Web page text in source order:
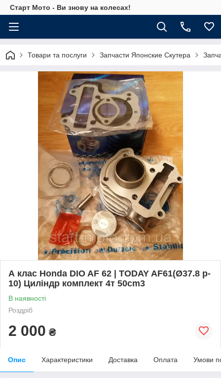
Старт Мото - Ви знову на колесах!
Товари та послуги Запчасти Японские Скутера
А клас Honda DIO AF 62 | TODAY AF61(Ø37.8 p-
10) Циліндр комплект 4т 50cm3
В наявності
Роздріб
2 000 ₴
Опис Характеристики Доставка Оплата Умови